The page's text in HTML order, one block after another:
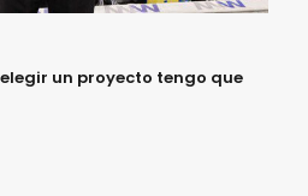
un proyecto tengo que